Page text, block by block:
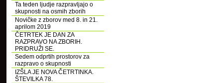
Ta teden ljudje razpravljajo o
skupnosti na osmih zborih
Novičke z zborov med 8. in 21.
aprilom 2019
ČETRTEK JE DAN ZA
RAZPRAVO NA ZBORIH.
PRIDRUŽI SE.
Sedem odprtih prostorov za
razpravo o skupnosti
IZŠLA JE NOVA ČETRTINKA.
ŠTEVILKA 78.